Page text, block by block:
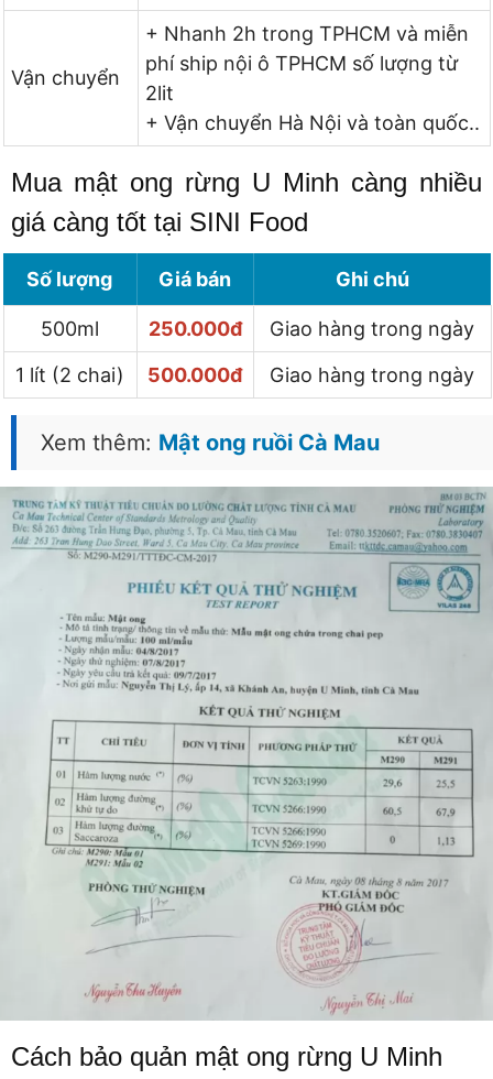
Vận chuyển
+ Nhanh 2h trong TPHCM và miễn
phí ship nội ô TPHCM số lượng từ
2lit
+ Vận chuyển Hà Nội và toàn quốc..
Mua mật ong rừng U Minh càng nhiều
giá càng tốt tại SINI Food
Số lượng Giá bán Ghi chú
500ml 250.000đ
Giao hàng trong ngày
1 lít (2 chai)
500.000đ Giao hàng trong ngày
Xem thêm: Mật ong ruồi Cà Mau
Cách bảo quản mật ong rừng U Minh